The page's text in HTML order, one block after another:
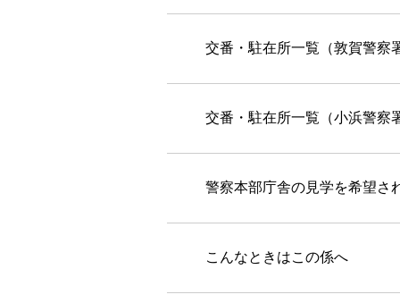
交番・駐在所一覧（敦賀警察
交番・駐在所一覧（小浜警察
警察本部庁舎の見学を希望さ
こんなときはこの係へ